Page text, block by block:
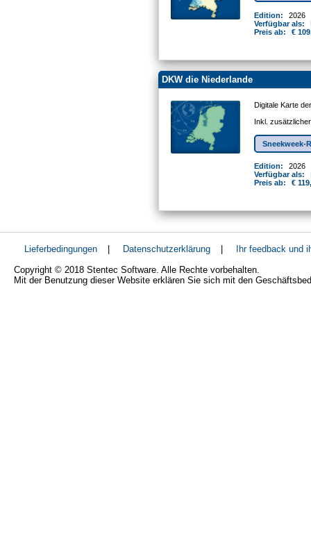
Edition:
2026
Verfügbar als:
Preis ab:
€
DKW die Niederlande
Digitale Karte
Inkl.
Sneekweek-
Edition:
2026
Verfügbar als:
Preis ab:
€
Lieferbedingungen | Datenschutzerklärung |
Ihr feedback und
Copyright © 2018 Stentec Software. Alle Rechte vorbehalten.
Mit der Benutzung dieser Website erklären Sie sich mit den